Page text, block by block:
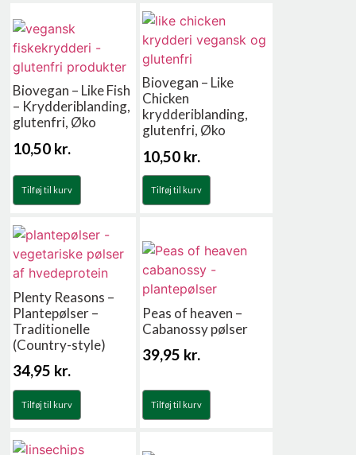
Biovegan – Like Fish
– Krydderiblanding,
glutenfri, Øko
10,50 kr.
Tilføj til kurv
Biovegan – Like
Chicken
krydderiblanding,
glutenfri, Øko
10,50 kr.
Tilføj til kurv
Plenty Reasons –
Plantepølser –
Traditionelle
(Country-style)
34,95 kr.
Tilføj til kurv
Peas of heaven –
Cabanossy pølser
39,95 kr.
Tilføj til kurv